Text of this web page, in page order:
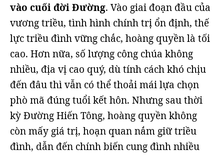
vào cuối đời Đường. Vào giai đoạn đầu của
vương triều, tình hình chính trị ổn định, thế
lực triều đình vững chắc, hoàng quyền là tối
cao. Hơn nữa, số lượng công chúa không
nhiều, địa vị cao quý, dù tính cách khó chịu
đến đâu thì vẫn có thể thoải mái lựa chọn
phò mã đúng tuổi kết hôn. Nhưng sau thời
kỳ Đường Hiến Tông, hoàng quyền không
còn mấy giá trị, hoạn quan nắm giữ triều
đình, dẫn đến chính biến cung đình nhiều